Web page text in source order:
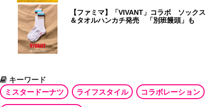
【ファミマ】「VIVANT」コラボ ソックス
＆タオルハンカチ発売 「別班饅頭」も
キーワード
ミスタードーナツ
ライフスタイル コラボレーション